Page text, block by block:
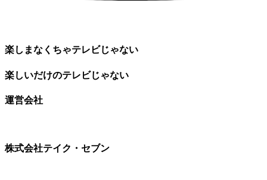
楽しまなくちゃテレビじゃない
楽しいだけのテレビじゃない
運営会社
株式会社テイク・セブン